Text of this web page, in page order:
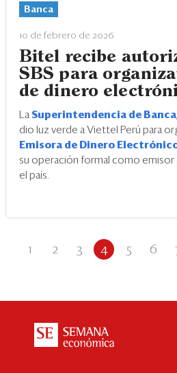
Banca
10 de febrero de 2026
Bitel recibe
SBS para
de dinero
La Superintendencia de Banca,
dio luz verde a Viettel Perú para
Emisora de Dinero
su operación formal como emisor
el país.
1 2 3 4 5 6